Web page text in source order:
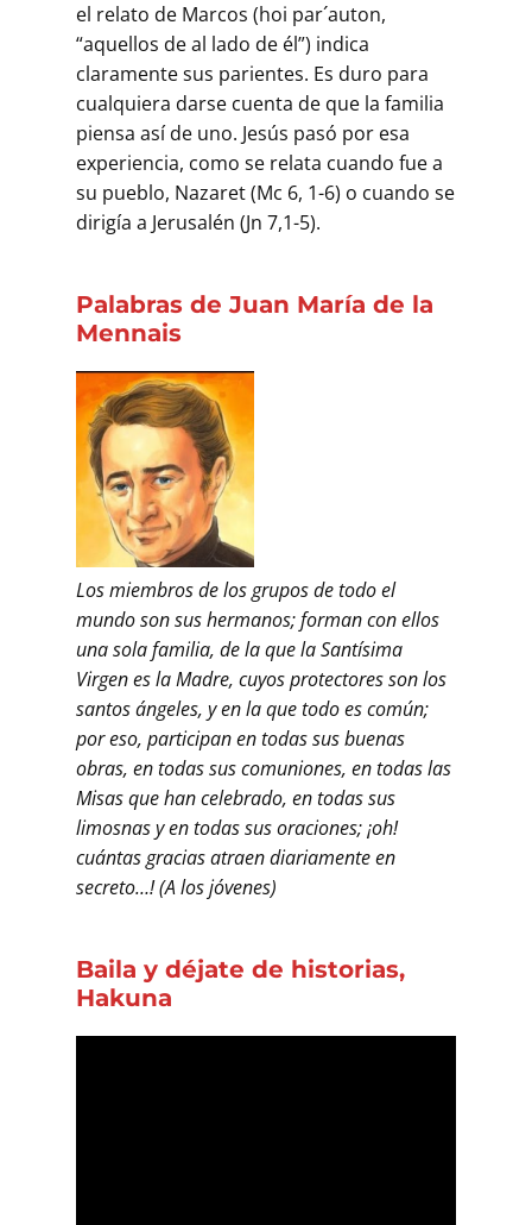
el relato de Marcos (hoi par´auton,
“aquellos de al lado de él”) indica
claramente sus parientes. Es duro para
cualquiera darse cuenta de que la familia
piensa así de uno. Jesús pasó por esa
experiencia, como se relata cuando fue a
su pueblo, Nazaret (Mc 6, 1-6) o cuando se
dirigía a Jerusalén (Jn 7,1-5).
Palabras de Juan María de la
Mennais
Los miembros de los grupos de todo el
mundo son sus hermanos; forman con ellos
una sola familia, de la que la Santísima
Virgen es la Madre, cuyos protectores son los
santos ángeles, y en la que todo es común;
por eso, participan en todas sus buenas
obras, en todas sus comuniones, en todas las
Misas que han celebrado, en todas sus
limosnas y en todas sus oraciones; ¡oh!
cuántas gracias atraen diariamente en
secreto…! (A los jóvenes)
Baila y déjate de historias,
Hakuna